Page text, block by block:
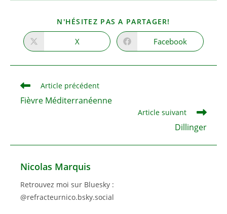
N'HÉSITEZ PAS A PARTAGER!
CONTENU
Ouvrir
dans
autre
X Ouvrir
dans
autre
Facebook
Read
more
articles
Article précédent
Fièvre Méditerranéenne
Article suivant
Dillinger
Nicolas Marquis
Retrouvez moi sur Bluesky :
@refracteurnico.bsky.social